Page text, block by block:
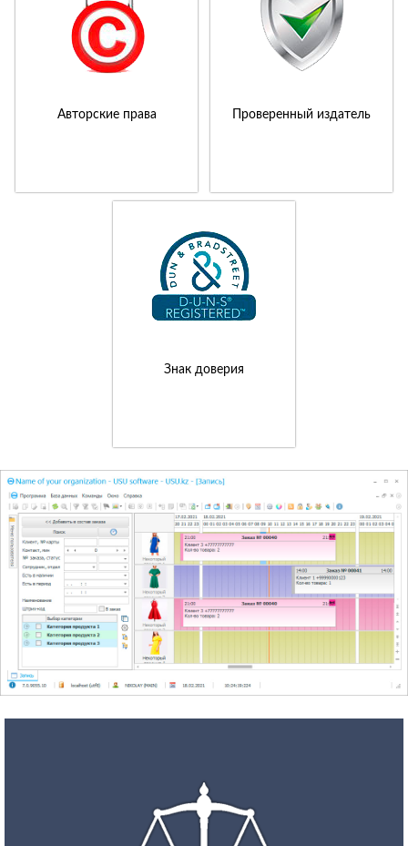
Авторские права Проверенный издатель
Знак доверия